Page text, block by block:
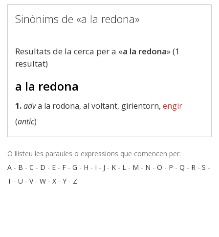
Sinònims de «a la redona»
Resultats de la cerca per a «a la redona» (1
resultat)
a la redona
1.adva la rodona, al voltant, girientorn, engir
(antic)
O llisteu les paraules o expressions que comencen per:
A - B - C - D - E - F - G - H - I - J - K - L - M - N - O - P - Q - R - S -
T - U - V- W - X - Y - Z